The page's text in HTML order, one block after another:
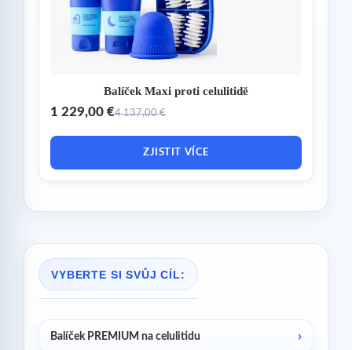
Balíček Maxi proti celulitidě
1 229,00 €4 137,00 €
ZJISTIT VÍCE
VYBERTE SI SVŮJ CÍL:
Balíček PREMIUM na celulitidu